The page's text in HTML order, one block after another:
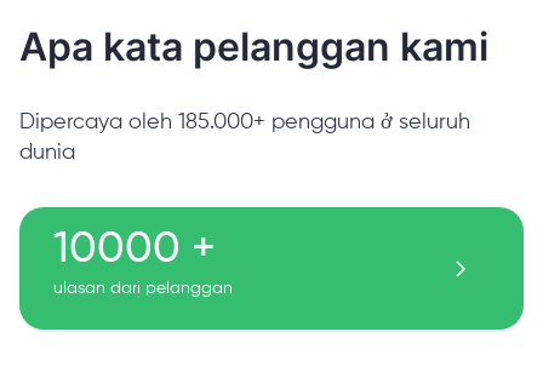
Apa kata pelanggan kami
Dipercaya oleh 185.000+ pengguna ở seluruh
dunia
10000 +
ulasan dari pelanggan